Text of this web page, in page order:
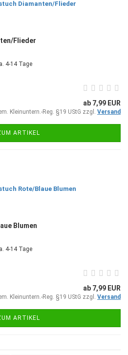
Flieder
4-14 Tage
ab 7,99 EUR
Kleinuntern.-Reg. §19 UStG zzgl. Versand
ARTIKEL
Blumen
4-14 Tage
ab 7,99 EUR
Kleinuntern.-Reg. §19 UStG zzgl. Versand
ARTIKEL